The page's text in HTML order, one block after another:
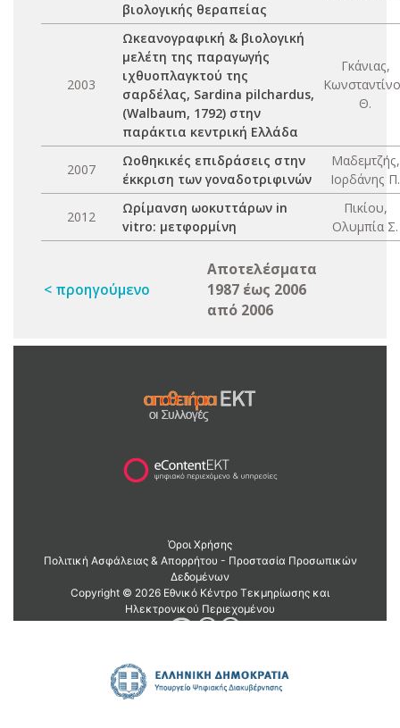
βιολογικής θεραπείας
2003
Ωκεανογραφική & βιολογική
μελέτη της παραγωγής
ιχθυοπλαγκτού της
σαρδέλας, Sardina pilchardus,
(Walbaum, 1792) στην
παράκτια κεντρική Ελλάδα
Γκάνιας,
Θ.
2007
Ωοθηκικές επιδράσεις στην
έκκριση των γοναδοτριφινών
Μαδεμτζής,
Ιορδάνης Π.
2012
Ωρίμανση ωοκυττάρων in
vitro: μετφορμίνη
Πικίου,
Ολυμπία Σ.
< προηγούμενο
Αποτελέσματα
1987 έως 2006
από 2006